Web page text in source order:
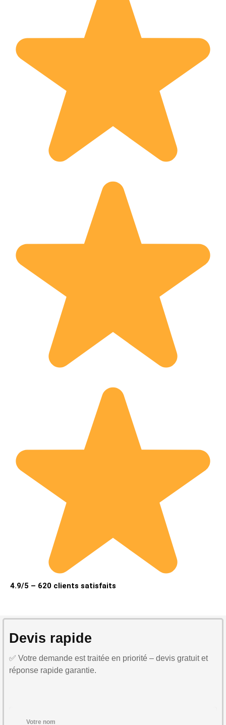
4.9/5 – 620 clients satisfaits
Devis rapide
✅ Votre demande est traitée en priorité – devis gratuit et
réponse rapide garantie.
Votre nom